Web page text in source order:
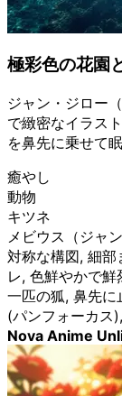
極彩色の花園
ジャン・ジロー
で緻密なイラス
を鼻先に乗せて
癒やし
動物
キツネ
メビウス（ジャ
対称な構図, 細部
レ, 色鮮やかで
一匹の狐, 鼻先
(パンフォーカス
Nova Anime